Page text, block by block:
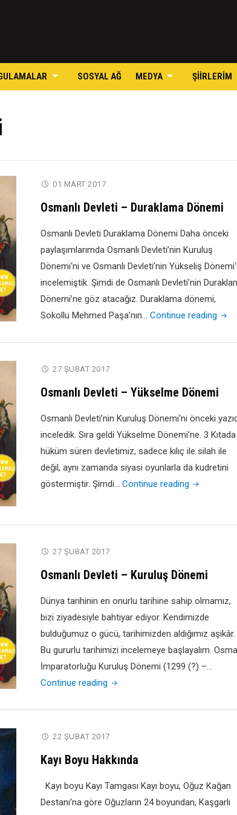
SOSYAL AĞ MEDYA ŞIIRLERIM
01 MART 2017
Osmanlı Devleti – Duraklama Dönemi
Osmanlı Devleti Duraklama Dönemi Daha önceki
paylaşımlarımda Osmanlı Devleti’nin Kuruluş
Dönemi‘ni ve Osmanlı Devleti’nin Yükseliş
incelemiştik. Şimdi de Osmanlı Devleti’nin
Dönemi’ne göz atacağız. Duraklama dönemi,
Sokollu Mehmed Paşa’nın… Continue reading
27 ŞUBAT 2017
Osmanlı Devleti – Yükselme Dönemi
Osmanlı Devleti’nin Kuruluş Dönemi‘ni önceki
inceledik. Sıra geldi Yükselme Dönemi’ne. 3 Kıtada
hüküm süren devletimiz, sadece kılıç ile silah ile
değil, aynı zamanda siyasi oyunlarla da kudretini
göstermiştir. Şimdi… Continue reading "Osmanlı
27 ŞUBAT 2017
Osmanlı Devleti – Kuruluş Dönemi
Dünya tarihinin en onurlu tarihine sahip olmamız,
bizi ziyadesiyle bahtiyar ediyor. Kendimizde
bulduğumuz o gücü, tarihimizden aldığımız aşikâr.
Bu gururlu tarihimizi incelemeye başlayalım.
İmparatorluğu Kuruluş Dönemi (1299 (?) –…
Continue reading "Osmanlı
Kuruluş
22 ŞUBAT 2017
Kayı Boyu Hakkında
Kayı boyu Kayı Tamgası Kayı boyu, Oğuz Kağan
Destanı’na göre Oğuzların 24 boyundan, Kaşgarlı